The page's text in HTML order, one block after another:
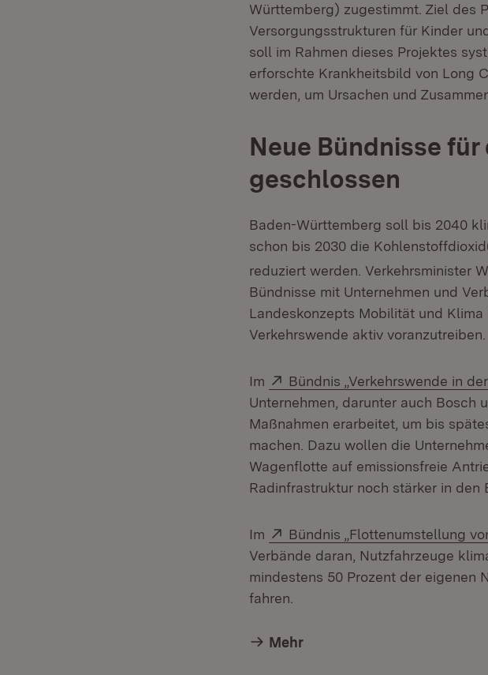
Württemberg) zugestimmt. Ziel des
Versorgungsstrukturen für Kinder
soll im Rahmen dieses Projektes
erforschte Krankheitsbild von Long
werden, um Ursachen und
Neue Bündnisse
geschlossen
Baden-Württemberg soll bis 2040
schon bis 2030 die
reduziert werden. Verkehrsminister
Bündnisse mit Unternehmen und
Landeskonzepts Mobilität und
Verkehrswende aktiv voranzutreiben.
Im Extern:
Bündnis „Verkehrswende in
Unternehmen, darunter auch Bosch
Maßnahmen erarbeitet, um bis
machen. Dazu wollen die
Wagenflotte auf emissionsfreie
Radinfrastruktur noch stärker in den
Im Extern:
Bündnis „Flottenumstellung
Verbände daran, Nutzfahrzeuge
mindestens 50 Prozent der eigenen
fahren.
Mehr